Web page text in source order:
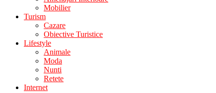
Mobilier
Turism
Cazare
Obiective Turistice
Lifestyle
Animale
Moda
Nunti
Retete
Internet